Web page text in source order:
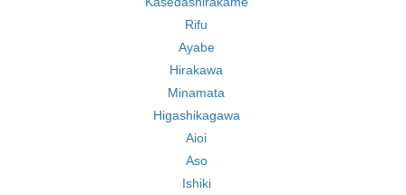
Rifu
Ayabe
Hirakawa
Minamata
Higashikagawa
Aioi
Aso
Ishiki